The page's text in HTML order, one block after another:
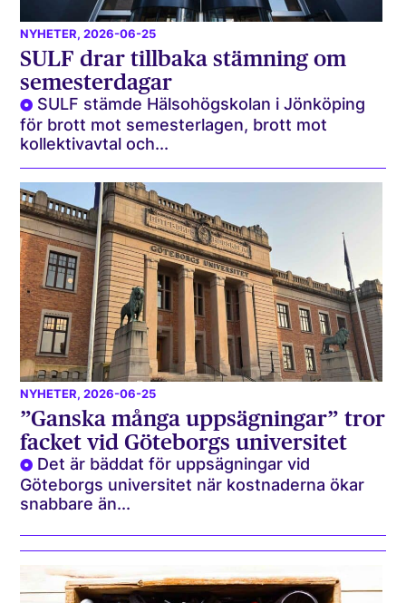
NYHETER, 2026-06-25
SULF drar tillbaka stämning om
semesterdagar
SULF stämde Hälsohögskolan i Jönköping
för brott mot semesterlagen, brott mot
kollektivavtal och...
NYHETER, 2026-06-25
”Ganska många uppsägningar” tror
facket vid Göteborgs universitet
Det är bäddat för uppsägningar vid
Göteborgs universitet när kostnaderna ökar
snabbare än...